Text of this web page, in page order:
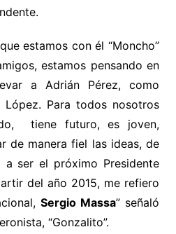
estamos con él “Moncho”
estamos pensando en
a Adrián Pérez, como
López. Para todos nosotros
tiene futuro, es joven,
de manera fiel las ideas, de
a ser el próximo Presidente
del año 2015, me refiero
Sergio Massa” señaló
“Gonzalito”.